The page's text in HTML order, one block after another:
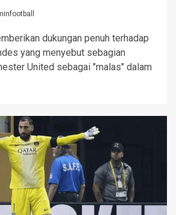
dukungan penuh terhadap
yang menyebut sebagian
United sebagai "malas" dalam